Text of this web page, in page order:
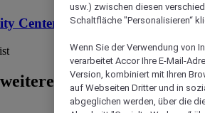
Center
Hotels
usw.) zwischen diesen
Schaltfläche "Personalisieren“
Wenn Sie der Verwendung von
verarbeitet Accor Ihre E-Mail-
Version, kombiniert mit Ihren
auf Webseiten Dritter und in
abgeglichen werden, über die